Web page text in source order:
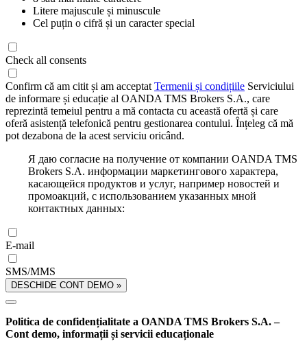
Litere majuscule și minuscule
Cel puțin o cifră și un caracter special
Check all consents
Confirm că am citit și am acceptat Termenii și condițiile Serviciului
de informare și educație al OANDA TMS Brokers S.A., care
reprezintă temeiul pentru a mă contacta cu această ofertă și care
oferă asistență telefonică pentru gestionarea contului. Înțeleg că mă
pot dezabona de la acest serviciu oricând.
Я даю согласие на получение от компании OANDA TMS
Brokers S.A. информации маркетингового характера,
касающейся продуктов и услуг, например новостей и
промоакций, с использованием указанных мной
контактных данных:
E-mail
SMS/MMS
DESCHIDE CONT DEMO »
Politica de confidențialitate a OANDA TMS Brokers S.A. –
Cont demo, informații și servicii educaționale